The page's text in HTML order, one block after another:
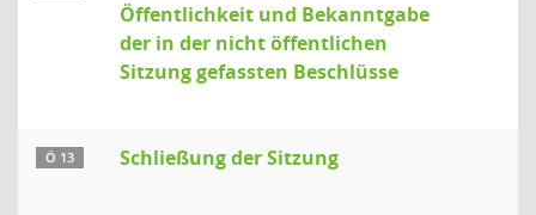
Öffentlichkeit und Bekanntgabe
der in der nicht öffentlichen
Sitzung gefassten Beschlüsse
Ö 13 Schließung der Sitzung